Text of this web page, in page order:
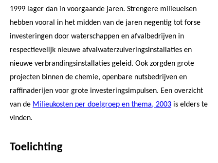
1999 lager dan in voorgaande jaren. Strengere milieueisen
hebben vooral in het midden van de jaren negentig tot forse
investeringen door waterschappen en afvalbedrijven in
respectievelijk nieuwe afvalwaterzuiveringsinstallaties en
nieuwe verbrandingsinstallaties geleid. Ook zorgden grote
projecten binnen de chemie, openbare nutsbedrijven en
raffinaderijen voor grote investeringsimpulsen. Een overzicht
van de Milieukosten per doelgroep en thema, 2003 is elders te
vinden.
Toelichting